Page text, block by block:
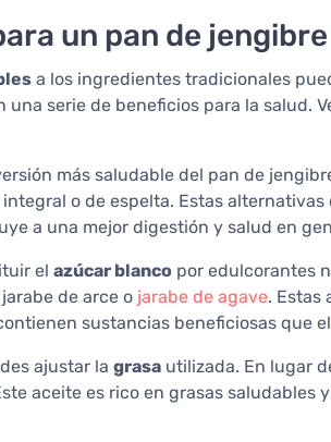
un pan de
a los ingredientes tradicionales
una serie de beneficios para la salud.
más saludable del pan de
o de espelta. Estas
a una mejor digestión y salud en
el azúcar blanco por edulcorantes
de arce o jarabe de agave. Estas
sustancias beneficiosas que
ajustar la grasa utilizada. En lugar
aceite es rico en grasas saludables